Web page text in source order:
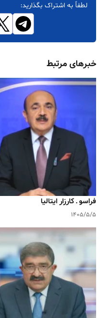
لطفاً به اشتراک بگذارید:
خبرهای مرتبط
فراسو ـ کارزار ایتالیا
۱۴۰۵/۵/۵